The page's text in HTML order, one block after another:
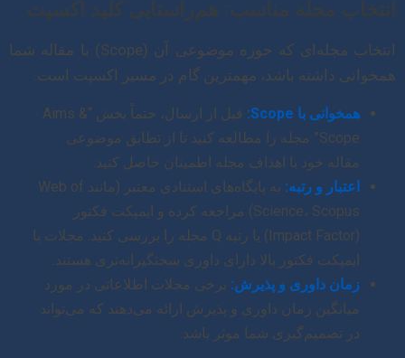
انتخاب مجله مناسب: هم‌راستایی کلید اکسپت
انتخاب مجله‌ای که حوزه موضوعی آن (Scope) با مقاله شما
همخوانی داشته باشد، مهمترین گام در مسیر اکسپت است.
همخوانی با Scope:
قبل از ارسال، حتماً بخش “Aims &
Scope” مجله را مطالعه کنید تا از تطابق موضوعی
مقاله خود با اهداف مجله اطمینان حاصل کنید.
اعتبار و رتبه:
به پایگاه‌های استنادی معتبر (مانند Web of
Science، Scopus) مراجعه کرده و ایمپکت فکتور
(Impact Factor) یا رتبه Q مجله را بررسی کنید. مجلات با
ایمپکت فکتور بالا دارای داوری سختگیرانه‌تری هستند.
زمان داوری و پذیرش: برخی مجلات اطلاعاتی در مورد
میانگین زمان داوری و پذیرش ارائه می‌دهند که می‌تواند
در تصمیم‌گیری شما موثر باشد.